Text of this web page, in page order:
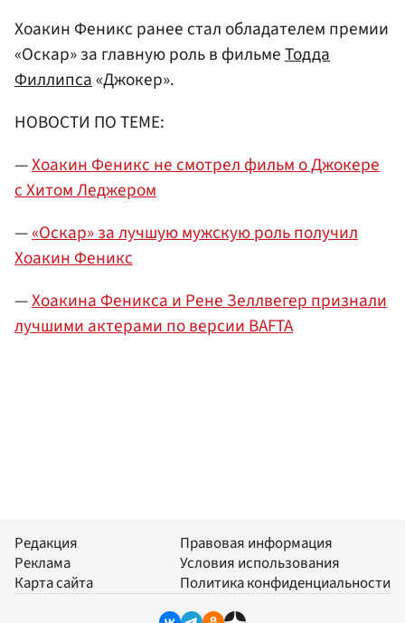
Хоакин Феникс ранее стал обладателем премии
«Оскар» за главную роль в фильмеТодда
Филлипса«Джокер».
НОВОСТИ ПО ТЕМЕ:
—Хоакин Феникс не смотрел фильм о Джокере
с Хитом Леджером
—«Оскар» за лучшую мужскую роль получил
Хоакин Феникс
—Хоакина Феникса и Рене Зеллвегер признали
лучшими актерами по версии BAFTA
Редакция
Реклама
Карта сайта
Правовая информация
Условия использования
Политика конфиденциальности